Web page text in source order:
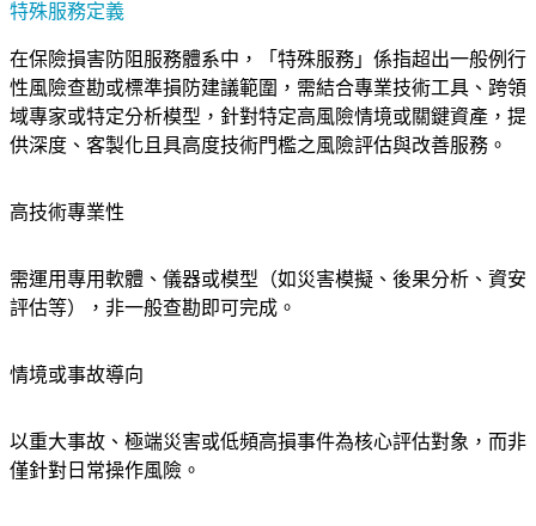
特殊服務定義
在保險損害防阻服務體系中，「特殊服務」係指超出一般例行
性風險查勘或標準損防建議範圍，需結合專業技術工具、跨領
域專家或特定分析模型，針對特定高風險情境或關鍵資產，提
供深度、客製化且具高度技術門檻之風險評估與改善服務。
高技術專業性
需運用專用軟體、儀器或模型（如災害模擬、後果分析、資安
評估等），非一般查勘即可完成。
情境或事故導向
以重大事故、極端災害或低頻高損事件為核心評估對象，而非
僅針對日常操作風險。